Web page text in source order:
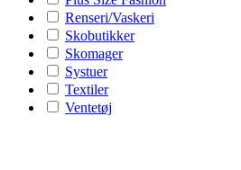
Renseri/Vaskeri
Skobutikker
Skomager
Systuer
Textiler
Ventetøj